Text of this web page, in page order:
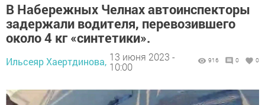
В Набережных Челнах автоинспекторы
задержали водителя, перевозившего
около 4 кг «синтетики».
Ильсеяр Хаертдинова, 13 июня 2023 -
10:00
916 0 0